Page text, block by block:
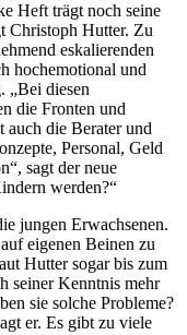
Heft trägt noch seine
Christoph Hutter. Zu
eskalierenden
hoch­emotional und
„Bei diesen
die Fronten und
auch die Berater und
Personal, Geld
sagt der neue
werden?“
jungen Erwachsenen.
eigenen Beinen zu
Hutter sogar bis zum
seiner Kenntnis mehr
sie solche Probleme?
er. Es gibt zu viele